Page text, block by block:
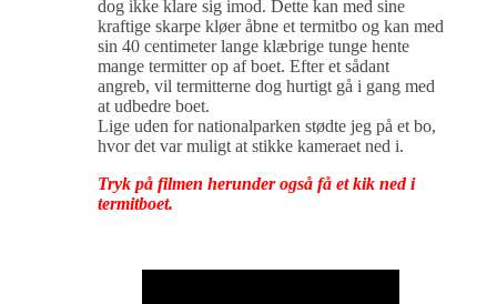
dog ikke klare sig imod. Dette kan med sine
kraftige skarpe kløer åbne et termitbo og kan med
sin 40 centimeter lange klæbrige tunge hente
mange termitter op af boet. Efter et sådant
angreb, vil termitterne dog hurtigt gå i gang med
at udbedre boet.
Lige uden for nationalparken stødte jeg på et bo,
hvor det var muligt at stikke kameraet ned i.
Tryk på filmen herunder også få et kik ned i
termitboet.